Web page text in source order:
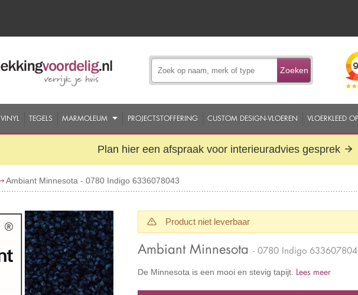
Zoeken
VINYL TEGELS MARMOLEUM PROJECTSTOFFERING CUSTOM DESIGN-VLOEREN VLOERKLEED
Plan hier een afspraak voor interieuradvies gesprek
Ambiant Minnesota - 0780 Indigo 6336078043
Product niet leverbaar
Ambiant Minnesota - 0780 Indigo
De Minnesota is een mooi en stevig tapijt. Lees meer